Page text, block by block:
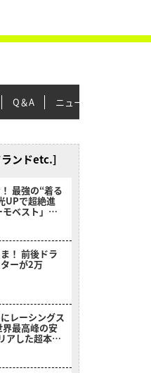
Q＆A ニュース＆トピックス
ランドetc.]
最強の“着る
UPで超絶進
ベスト」に
！ 前後ドラ
ーが2万
レーシングス
最高峰の安
アした超本気
ーシャル）』